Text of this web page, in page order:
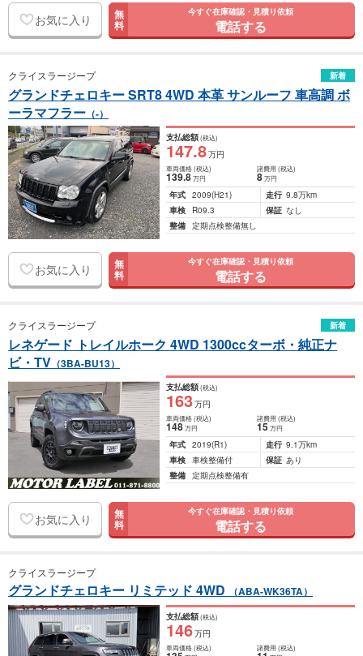
お気に入り 無
料
今すぐ在庫確認・見積り依頼
電話する
クライスラージープ 新着
グランドチェロキー SRT8 4WD 本革 サンルーフ 車高調 ボ
ーラマフラー （-）
支払総額(税込)
147.8万円
車両価格(税込)
139.8万円
諸費用 (税込)
8 万円
年式 2009(H21) 走行 9.8万km
車検
R09.3 保証 なし
整備 定期点検整備無し
お気に入り 無
料
今すぐ在庫確認・見積り依頼
電話する
クライスラージープ 新着
レネゲード トレイルホーク 4WD 1300ccターボ・純正ナ
ビ・TV （3BA-BU13）
支払総額(税込)
163万円
車両価格(税込)
148万円
諸費用 (税込)
15 万円
年式 2019(R1) 走行 9.1万km
車検 車検整備付 保証 あり
整備 定期点検整備有
お気に入り 無
料
今すぐ在庫確認・見積り依頼
電話する
クライスラージープ
グランドチェロキー リミテッド 4WD （ABA-WK36TA）
支払総額(税込)
146万円
車両価格(税込) 諸費用 (税込)